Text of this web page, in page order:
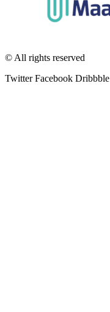
© All rights reserved
Twitter Facebook Dribbble